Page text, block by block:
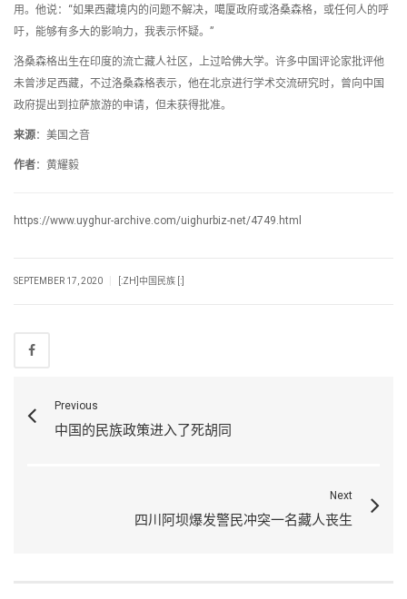
用。他说：“如果西藏境内的问题不解决，噶厦政府或洛桑森格，或任何人的呼
吁，能够有多大的影响力，我表示怀疑。”
洛桑森格出生在印度的流亡藏人社区，上过哈佛大学。许多中国评论家批评他
未曾涉足西藏，不过洛桑森格表示，他在北京进行学术交流研究时，曾向中国
政府提出到拉萨旅游的申请，但未获得批准。
来源：美国之音
作者：黄耀毅
https://www.uyghur-archive.com/uighurbiz-net/4749.html
SEPTEMBER 17, 2020 [:ZH]中国民族 [:]
Previous
中国的民族政策进入了死胡同
Next
四川阿坝爆发警民冲突一名藏人丧生